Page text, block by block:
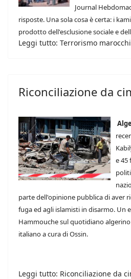
Journal
risposte. Una sola cosa è certa: i
prodotto dell'esclusione sociale e
Leggi tutto: Terrorismo
Riconciliazione da
e 45
parte dell'opinione pubblica di aver
fuga ed agli islamisti in disarmo. Un
Hammouche sul quotidiano
italiano a cura di Ossin.
Leggi tutto: Riconciliazione da